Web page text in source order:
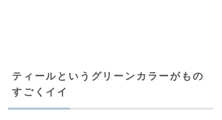
ティールというグリーンカラーがもの
すごくイイ